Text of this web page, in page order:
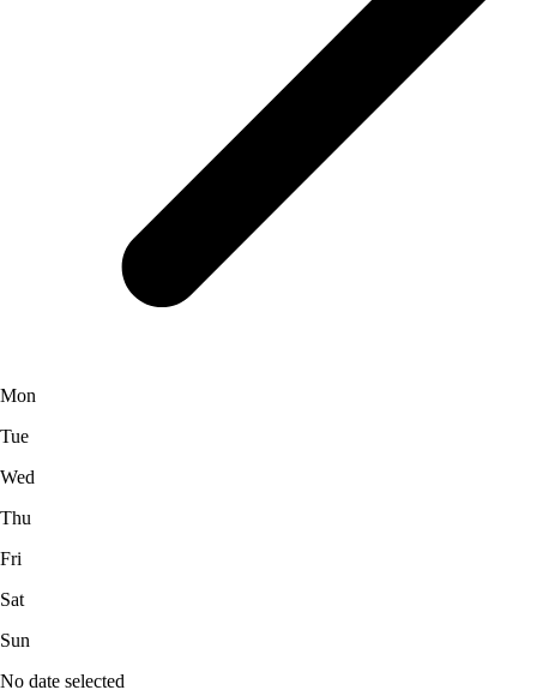
Mon
Tue
Wed
Thu
Fri
Sat
Sun
No date selected